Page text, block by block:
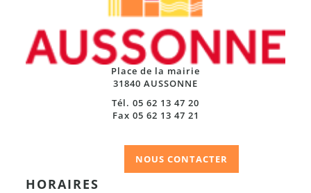
Place de la mairie
31840 AUSSONNE
Tél. 05 62 13 47 20
Fax 05 62 13 47 21
NOUS CONTACTER
HORAIRES